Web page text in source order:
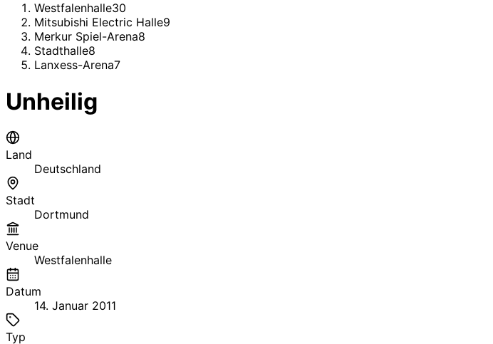
Westfalenhalle30
Mitsubishi Electric Halle9
Merkur Spiel-Arena8
Stadthalle8
Lanxess-Arena7
Unheilig
Land
Deutschland
Stadt
Dortmund
Venue
Westfalenhalle
Datum
14. Januar 2011
Typ